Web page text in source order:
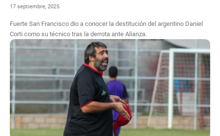
17 septiembre, 2025
Fuerte San Francisco dio a conocer la destitución del argentino Daniel
Corti como su técnico tras la derrota ante Alianza.